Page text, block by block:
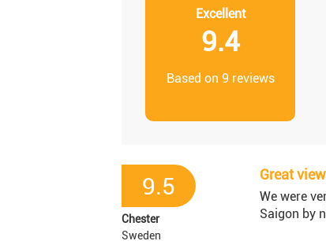
Excellent
9.4
Based on 9 reviews
9.5
Chester
Sweden
Great
We were
Saigon by